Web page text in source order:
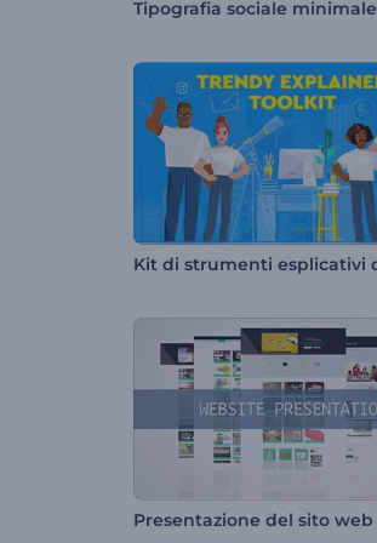
Tipografia sociale minimale
Presentazione del sito web